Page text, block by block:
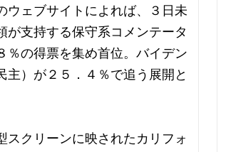
ウェブサイトによれば、３日未
が支持する保守系コメンテータ
％の得票を集め首位。バイデン
）が２５．４％で追う展開と
スクリーンに映されたカリフォ